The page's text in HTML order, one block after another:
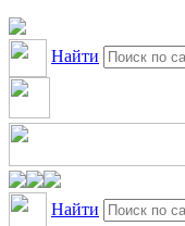
Найти
Найти